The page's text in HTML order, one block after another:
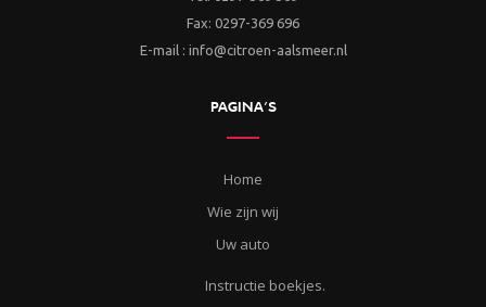
Fax: 0297-369 696
E-mail : info@citroen-aalsmeer.nl
PAGINA’S
Home
Wie zijn wij
Uw auto
Instructie boekjes.